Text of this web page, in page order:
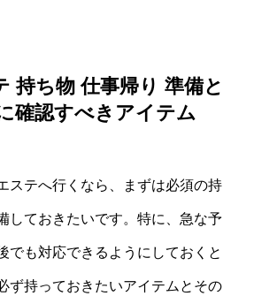
持ち物 仕事帰り 準備と
確認すべきアイテム
ステへ行くなら、まずは必須の持
しておきたいです。特に、急な予
でも対応できるようにしておくと
ず持っておきたいアイテムとその